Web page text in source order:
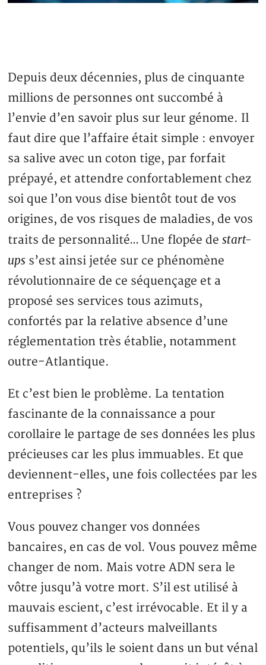
Depuis deux décennies, plus de cinquante
millions de personnes ont succombé à
l’envie d’en savoir plus sur leur génome. Il
faut dire que l’affaire était simple : envoyer
sa salive avec un coton tige, par forfait
prépayé, et attendre confortablement chez
soi que l’on vous dise bientôt tout de vos
origines, de vos risques de maladies, de vos
traits de personnalité… Une flopée destart-
ups s’est ainsi jetée sur ce phénomène
révolutionnaire de ce séquençage et a
proposé ses services tous azimuts,
confortés par la relative absence d’une
réglementation très établie, notamment
outre-Atlantique.
Et c’est bien le problème. La tentation
fascinante de la connaissance a pour
corollaire le partage de ses données les plus
précieuses car les plus immuables. Et que
deviennent-elles, une fois collectées par les
entreprises ?
Vous pouvez changer vos données
bancaires, en cas de vol. Vous pouvez même
changer de nom. Mais votre ADN sera le
vôtre jusqu’à votre mort. S’il est utilisé à
mauvais escient, c’est irrévocable. Et il y a
suffisamment d’acteurs malveillants
potentiels, qu’ils le soient dans un but vénal